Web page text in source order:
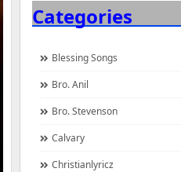
Categories
Blessing Songs
Bro. Anil
Bro. Stevenson
Calvary
Christianlyricz